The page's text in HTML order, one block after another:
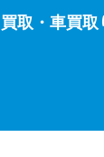
取・車買